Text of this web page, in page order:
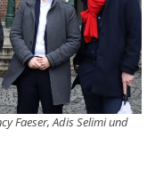
Faeser, Adis Selimi und